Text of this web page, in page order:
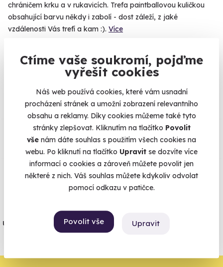
Ctíme vaše soukromí, pojďme
vyřešit cookies
Náš web používá cookies, které vám usnadní
procházení stránek a umožní zobrazení relevantního
obsahu a reklamy. Díky cookies můžeme také tyto
stránky zlepšovat. Kliknutím na tlačítko Povolit
vše nám dáte souhlas s použitím všech cookies na
webu. Po kliknutí na tlačítko Upravit se dozvíte více
informací o cookies a zároveň můžete povolit jen
některé z nich. Váš souhlas můžete kdykoliv odvolat
pomocí odkazu v patičce.
Povolit vše Upravit
chráničem krku a v rukavicích. Trefa paintballovou kuličkou
obsahující barvu někdy i zabolí - dost záleží, z jaké
vzdálenosti Vás trefí a kam :). Více
Naheureka.czmáme
96% spokojenost zákazníků.
Co si o nás myslí
Zobraz ohlasy
Vše umíme pojistit
Jeden nikdy neví. Máme nejvyšší
úrazové pojištění z nabídky zážitkových